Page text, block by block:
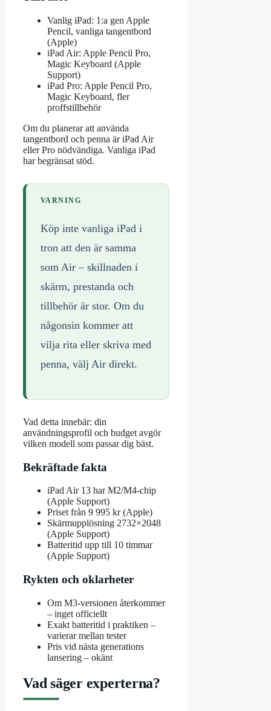
Vanlig iPad: 1:a gen Apple
Pencil, vanliga tangentbord
(Apple)
iPad Air: Apple Pencil Pro,
Magic Keyboard (Apple
Support)
iPad Pro: Apple Pencil Pro,
Magic Keyboard, fler
proffstillbehör
Om du planerar att använda
tangentbord och penna är iPad Air
eller Pro nödvändiga. Vanliga iPad
har begränsat stöd.
VARNING
Köp inte vanliga iPad i
tron att den är samma
som Air – skillnaden i
skärm, prestanda och
tillbehör är stor. Om du
någonsin kommer att
vilja rita eller skriva med
penna, välj Air direkt.
Vad detta innebär: din
användningsprofil och budget avgör
vilken modell som passar dig bäst.
Bekräftade fakta
iPad Air 13 har M2/M4-chip
(Apple Support)
Priset från 9 995 kr (Apple)
Skärmupplösning 2732×2048
(Apple Support)
Batteritid upp till 10 timmar
(Apple Support)
Rykten och oklarheter
Om M3-versionen återkommer
– inget officiellt
Exakt batteritid i praktiken –
varierar mellan tester
Pris vid nästa generations
lansering – okänt
Vad säger experterna?